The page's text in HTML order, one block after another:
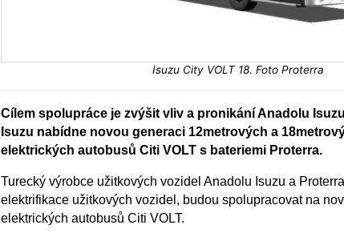
Isuzu City VOLT 18. Foto Proterra
Cílem spolupráce je zvýšit vliv a pronikání Anadolu
Isuzu nabídne novou generaci 12metrových a
elektrických autobusů Citi VOLT s bateriemi Proterra.
Turecký výrobce užitkových vozidel Anadolu Isuzu a
elektrifikace užitkových vozidel, budou spolupracovat na
elektrických autobusů Citi VOLT.